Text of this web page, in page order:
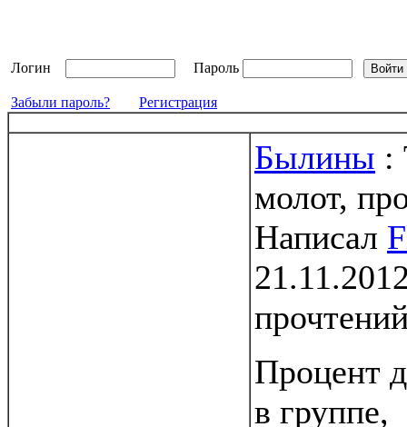
Логин Пароль
Забыли пароль? Регистрация
Былины :
молот,
Написал
Процент
в группе,